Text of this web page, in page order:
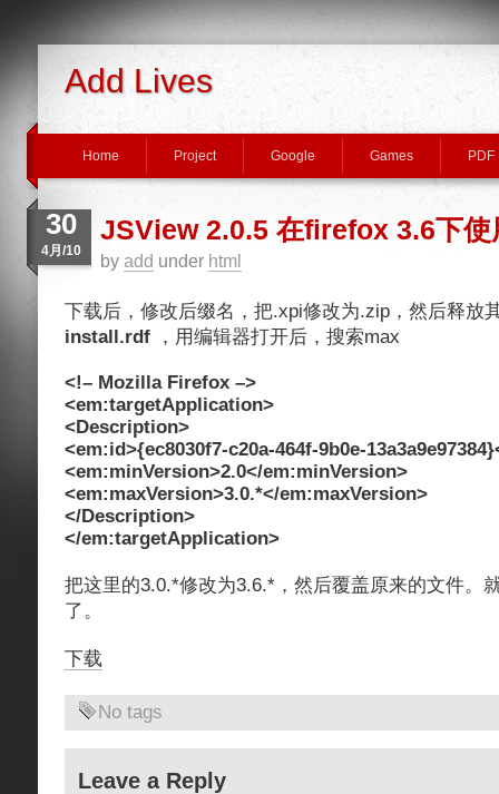
Add Lives
Home Project Google Games PDF
30
4月/10
JSView 2.0.5 在firefox 3.6下使
by add under html
下载后，修改后缀名，把.xpi修改为.zip，然后释放
install.rdf ，用编辑器打开后，搜索max
<!– Mozilla Firefox –>
<em:targetApplication>
<Description>
<em:id>{ec8030f7-c20a-464f-9b0e-
<em:minVersion>2.0</em:minVersion>
<em:maxVersion>3.0.*</em:maxVersion>
</Description>
</em:targetApplication>
把这里的3.0.*修改为3.6.*，然后覆盖原来的文件。
了。
下载
No tags
Leave a Reply